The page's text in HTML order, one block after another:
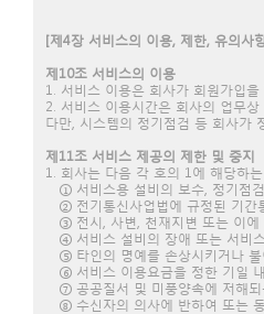
[제4장 서비스의 이용, 제한, 유의사
제10조 서비스의 이용
1. 서비스 이용은 회사가 회원가입
2. 서비스 이용시간은 회사의 업무
다만, 시스템의 정기점검 등 회사가
제11조 서비스 제공의 제한 및 중지
1. 회사는 다음 각 호의 1에 해당하
① 서비스용 설비의 보수, 정기점
② 전기통신사업법에 규정된 기간
③ 전시, 사변, 천재지변 또는 이에
④ 서비스 설비의 장애 또는 서비
⑤ 타인의 명예를 손상시키거나 불
⑥ 서비스 이용요금을 정한 기일
⑦ 공공질서 및 미풍양속에 저해되
⑧ 수신자의 의사에 반하여 또는